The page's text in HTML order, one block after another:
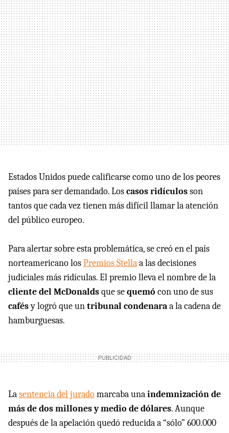
Estados Unidos puede calificarse como uno de los peores
países para ser demandado. Loscasos ridículosson
tantos que cada vez tienen más difícil llamar la atención
del público europeo.
Para alertar sobre esta problemática, se creó en el país
norteamericano losPremios Stellaa las decisiones
judiciales más ridículas. El premio lleva el nombre de la
cliente del McDonaldsque sequemó con uno de sus
cafésy logró que untribunal condenaraa la cadena de
hamburguesas.
Lasentencia del juradomarcaba unaindemnización de
más de dos millones y medio de dólares. Aunque
después de la apelación quedó reducida a “sólo” 600.000